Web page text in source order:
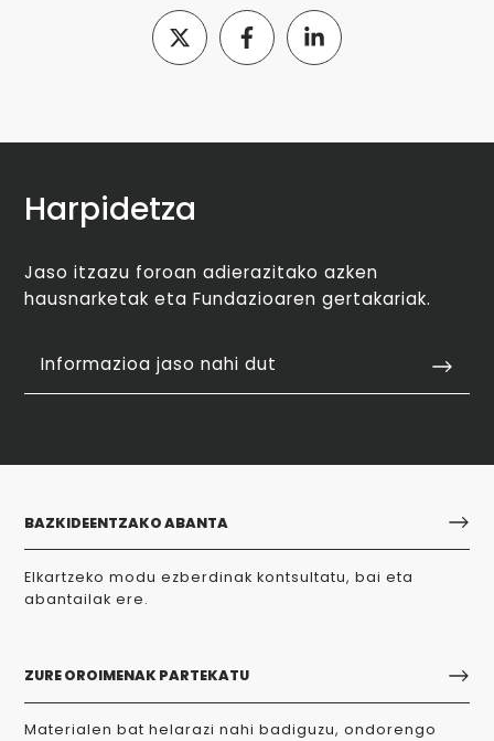
Harpidetza
Jaso itzazu foroan adierazitako azken
hausnarketak eta Fundazioaren gertakariak.
Informazioa jaso nahi dut
BAZKIDEENTZAKO ABANTA
Elkartzeko modu ezberdinak kontsultatu, bai eta
abantailak ere.
ZURE OROIMENAK PARTEKATU
Materialen bat helarazi nahi badiguzu, ondorengo